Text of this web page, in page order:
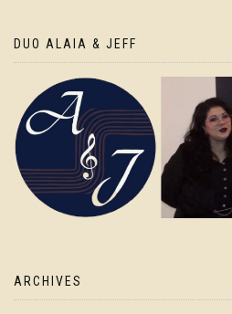
DUO ALAIA & JEFF
ARCHIVES